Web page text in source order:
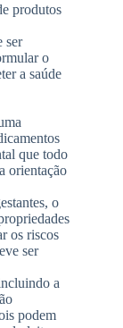
produtos
ser
o
a saúde
que todo
orientação
o
os riscos
ser
a
podem